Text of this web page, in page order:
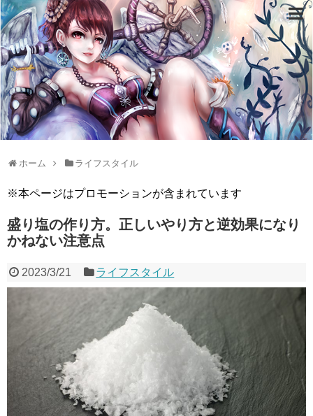
ホーム ライフスタイル
※本ページはプロモーションが含まれています
盛り塩の作り方。正しいやり方と逆効果になり
かねない注意点
2023/3/21 ライフスタイル